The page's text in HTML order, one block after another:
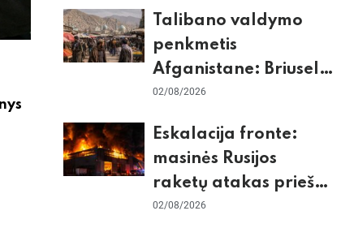
Antarktidos
paradokso
Talibano valdymo
penkmetis
Afganistane: Briuselio
vizito užkulisiai, gilus
konfliktas su
Pakistanu
02/08/2026
Eskalacija fronte:
masinės Rusijos
raketų atakas prieš
Kijevą, dronų smūgiai
02/08/2026